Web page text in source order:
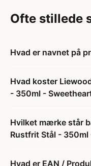
Ofte stillede
Hvad er navnet på
Hvad koster
- 350ml -
Hvilket mærke står
Rustfrit Stål - 350ml
Hvad er EAN /